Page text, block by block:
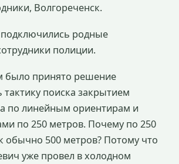
Волгореченск.
подключились родные
полиции.
было принято решение
поиска закрытием
по линейным ориентирам и
по 250 метров. Почему по 250
обычно 500 метров? Потому что
уже провел в холодном